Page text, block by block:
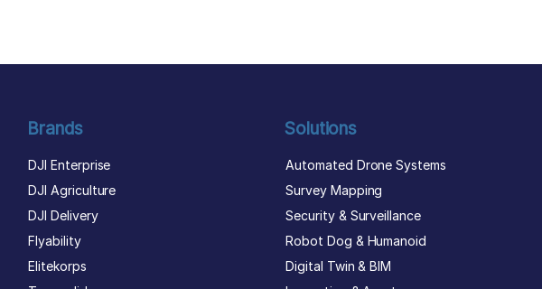
Brands
DJI Enterprise
DJI Agriculture
DJI Delivery
Flyability
Elitekorps
Solutions
Automated Drone Systems
Survey Mapping
Security & Surveillance
Robot Dog & Humanoid
Digital Twin & BIM